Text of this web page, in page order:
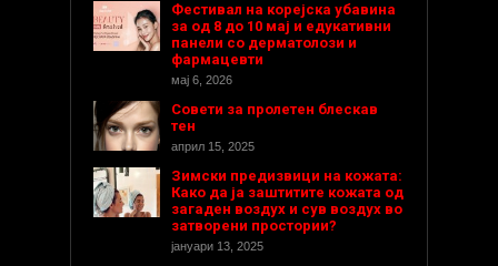
Фестивал на корејска убавина
за од 8 до 10 мај и едукативни
панели со дерматолози и
фармацевти
мај 6, 2026
Совети за пролетен блескав
тен
април 15, 2025
Зимски предизвици на кожата:
Како да ја заштитите кожата од
загаден воздух и сув воздух во
затворени простории?
јануари 13, 2025